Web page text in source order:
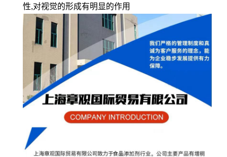
性,对视觉的形成有明显的作用